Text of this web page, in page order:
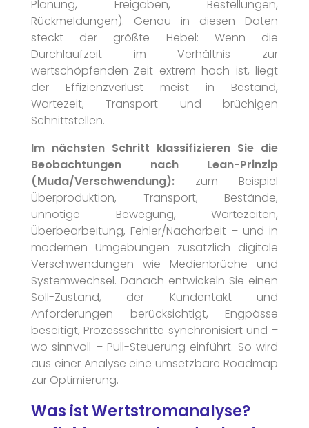
Planung, Freigaben, Bestellungen,
Rückmeldungen). Genau in diesen Daten
steckt der größte Hebel: Wenn die
Durchlaufzeit im Verhältnis zur
wertschöpfenden Zeit extrem hoch ist, liegt
der Effizienzverlust meist in Bestand,
Wartezeit, Transport und brüchigen
Schnittstellen.
Im nächsten Schritt klassifizieren Sie die
Beobachtungen nach Lean-Prinzip
(Muda/Verschwendung): zum Beispiel
Überproduktion, Transport, Bestände,
unnötige Bewegung, Wartezeiten,
Überbearbeitung, Fehler/Nacharbeit – und in
modernen Umgebungen zusätzlich digitale
Verschwendungen wie Medienbrüche und
Systemwechsel. Danach entwickeln Sie einen
Soll-Zustand, der Kundentakt und
Anforderungen berücksichtigt, Engpässe
beseitigt, Prozessschritte synchronisiert und –
wo sinnvoll – Pull-Steuerung einführt. So wird
aus einer Analyse eine umsetzbare Roadmap
zur Optimierung.
Was ist Wertstromanalyse?